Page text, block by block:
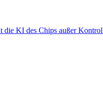
die KI des Chips außer